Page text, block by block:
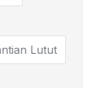
Lutut